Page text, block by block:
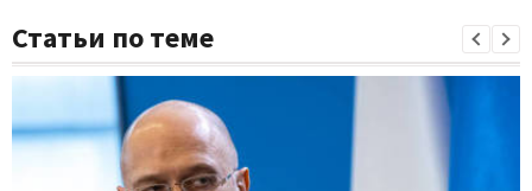
Статьи по теме